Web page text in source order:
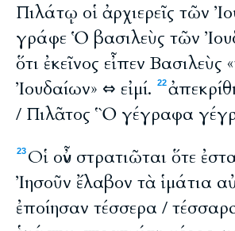
Πιλάτῳ οἱ ἀρχιερεῖς τῶν
γράφε Ὁ βασιλεὺς τῶν
ὅτι ἐκεῖνος εἶπεν Βασιλεὺς
Ἰουδαίων» ⇔ εἰμί.
22
/ Πιλᾶτος Ὃ γέγραφα
23 Οἱ οὖν στρατιῶται ὅτε
Ἰησοῦν ἔλαβον τὰ ἱμάτια
ἐποίησαν τέσσερα /